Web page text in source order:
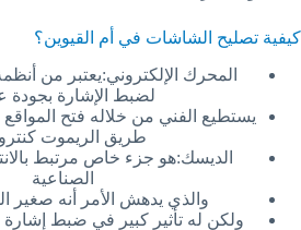
كيفية تصليح الشاشات في أم القيوين؟
المحرك الإلكتروني:يعتبر من
لضبط الإشارة بجودة
يستطيع الفني من خلاله فتح
طريق الريموت
الديسك:هو جزء خاص مرتبط
الصناعية
والذي يدهش الأمر أنه صغير
ولكن له تأثير كبير في ضبط إشارة